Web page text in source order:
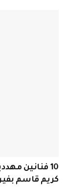
10 فنانين
كريم قاسم